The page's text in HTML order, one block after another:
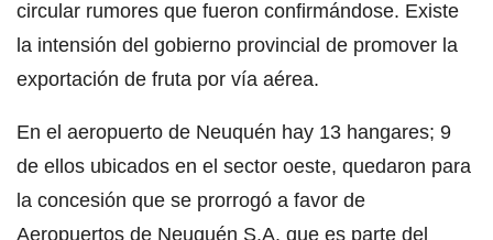
circular rumores que fueron confirmándose. Existe
la intensión del gobierno provincial de promover la
exportación de fruta por vía aérea.
En el aeropuerto de Neuquén hay 13 hangares; 9
de ellos ubicados en el sector oeste, quedaron para
la concesión que se prorrogó a favor de
Aeropuertos de Neuquén S.A. que es parte del